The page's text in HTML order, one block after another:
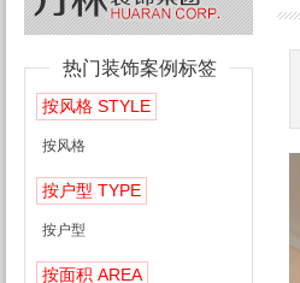
热门装饰案例标签
按风格 STYLE
按风格
按户型 TYPE
按户型
按面积 AREA